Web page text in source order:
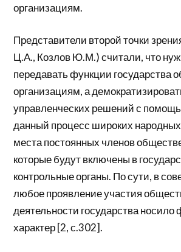
организациям.
Представители второй точки
Ц.А., Козлов Ю.М.) считали, что
передавать функции государства
организациям, а
управленческих решений с
данный процесс широких
места постоянных членов
которые будут включены в
контрольные органы. По сути, в
любое проявление участия
деятельности государства
характер [2, с.302].